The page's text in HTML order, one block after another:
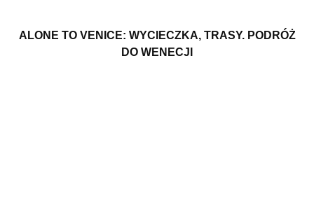
ALONE TO VENICE: WYCIECZKA, TRASY. PODRÓŻ
DO WENECJI